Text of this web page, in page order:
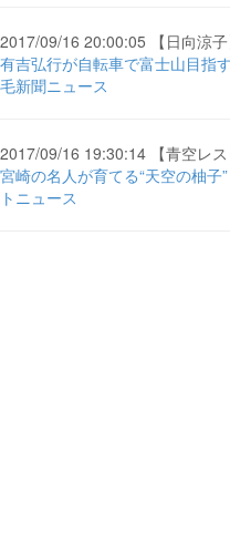
2017/09/16 20:00:05 【日向涼子
有吉弘行が自転車で富士山目指
毛新聞ニュース
2017/09/16 19:30:14 【青空レス
宮崎の名人が育てる“天空の柚
トニュース